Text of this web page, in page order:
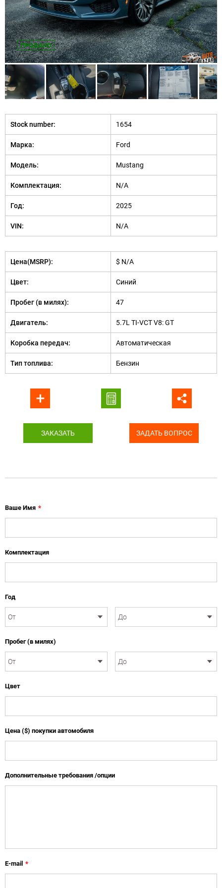
ПРОДАНО
Stock number: 1654
Марка: Ford
Модель: Mustang
Комплектация: N/A
Год: 2025
VIN: N/A
Цена(MSRP): $ N/A
Цвет: Синий
Пробег (в милях): 47
Двигатель: 5.7L TI-VCT V8: GT
Коробка передач: Автоматическая
Тип топлива: Бензин
ЗАКАЗАТЬ ЗАДАТЬ ВОПРОС
Ваше Имя *
Комплектация
Год
Пробег (в милях)
Цвет
Цена ($) покупки автомобиля
Дополнительные требования /опции
E-mail *